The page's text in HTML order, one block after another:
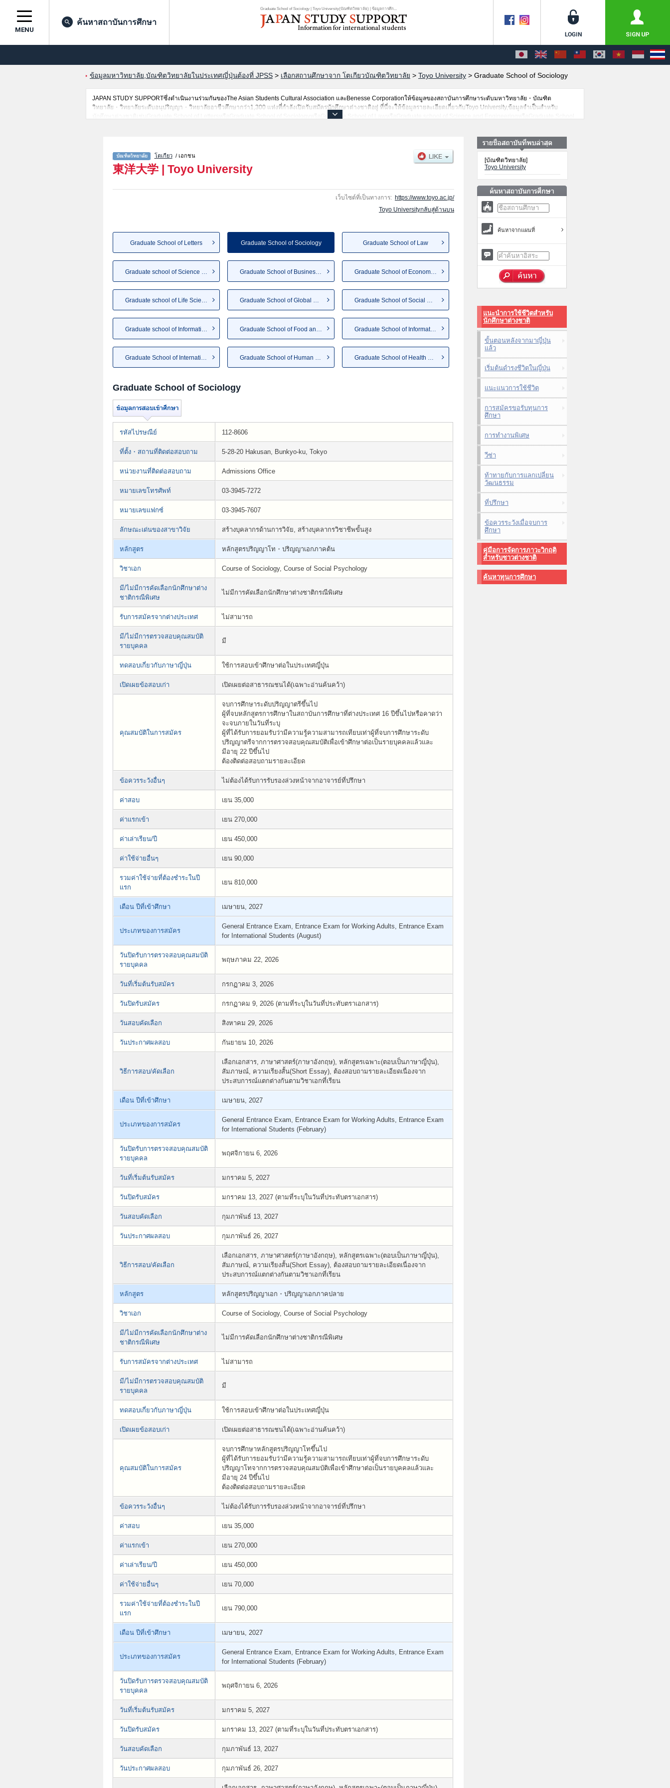
Graduate School of Sociology | Toyo University(บัณฑิตวิทยาลัย) | ข้อมูลการศึก...
MENU
ค้นหาสถาบันการศึกษา
ข้อมูลมหาวิทยาลัย,บัณฑิตวิทยาลัยในประเทศญี่ปุ่นต้องที่ JPSS > เลือกสถานศึกษาจาก โตเกียวบัณฑิตวิทยาลัย > Toyo University > Graduate School of Sociology
JAPAN STUDY SUPPORTซึ่งดำเนินงานร่วมกันของThe Asian Students Cultural Association และBenesse Corporationให้ข้อมูลของสถาบันการศึกษาระดับมหาวิทยาลัย・บัณฑิต
วิทยาลัย・วิทยาลัยระดับอนุปริญญา・วิทยาลัยอาชีวศึกษากว่า1,300 แห่งที่กำลังเปิดรับสมัครนักศึกษาต่างชาติอยู่ ที่นี่จะให้ข้อมูลรายละเอียดเกี่ยวกับToyo University,ข้อมูลจำเป็นสำหรับ
นักศึกษาต่างชาติเช่นGraduate School of LettersหรือGraduate School of SociologyหรือGraduate School of LawหรือGraduate school of Science and EngineeringหรือGraduate School
Innovation and DesignหรือGraduate School of International Tourism ManagementหรือGraduate School of Human Life DesignหรือGraduate School of Health and Sports Sciences
เป็นต้น,ข้อมูลของแต่ละสาขาวิจัย,ข้อมูลการสอบคัดเลือกเข้าศึกษาเช่นจำนวนคนที่รับสมัครหรือจำนวนคนที่ผ่านการสอบคัดเลือกเป็นต้น,แนะนำสถานที่,การเดินทางเป็นต้นไว้ด้วยดังนั้นขอเชิญใช้
บริการค้นหาข้อมูลตามอัธยาศัย
โตเกียว/ เอกชน
東洋大学 | Toyo University
เว็บไซต์ที่เป็นทางการ: https://www.toyo.ac.jp/
Toyo Universityกลับสู่ด้านบน
Graduate School of Letters Graduate School of Sociology Graduate School of Law
Graduate school of Life Sciences Graduate School of Global and... Graduate School of Social Wel...
Graduate School of Informatio...
Graduate School of Internatio... Graduate School of Human Life... Graduate School of Health and...
Graduate School of Sociology
รหัสไปรษณีย์ 112-8606
ที่ตั้ง・สถานที่ติดต่อสอบถาม 5-28-20 Hakusan, Bunkyo-ku, Tokyo
หน่วยงานที่ติดต่อสอบถาม Admissions Office
หมายเลขโทรศัพท์ 03-3945-7272
หมายเลขแฟกซ์ 03-3945-7607
ลักษณะเด่นของสาขาวิจัย สร้างบุคลากรด้านการวิจัย, สร้างบุคลากรวิชาชีพขั้นสูง
หลักสูตร หลักสูตรปริญญาโท・ปริญญาเอกภาคต้น
วิชาเอก Course of Sociology, Course of Social Psychology
มี/ไม่มีการคัดเลือกนักศึกษาต่าง
ชาติกรณีพิเศษ
ไม่มีการคัดเลือกนักศึกษาต่างชาติกรณีพิเศษ
รับการสมัครจากต่างประเทศ ไม่สามารถ
มี/ไม่มีการตรวจสอบคุณสมบัติ
รายบุคคล
มี
ทดสอบเกี่ยวกับภาษาญี่ปุ่น ใช้การสอบเข้าศึกษาต่อในประเทศญี่ปุ่น
เปิดเผยข้อสอบเก่า เปิดเผยต่อสาธารณชนได้(เฉพาะอ่านค้นคว้า)
คุณสมบัติในการสมัคร
จบการศึกษาระดับปริญญาตรีขึ้นไป
ผู้ที่จบหลักสูตรการศึกษาในสถาบันการศึกษาที่ต่างประเทศ 16 ปีขึ้นไปหรือคาดว่า
จะจบภายในวันที่ระบุ
ผู้ที่ได้รับการยอมรับว่ามีความรู้ความสามารถเทียบเท่าผู้ที่จบการศึกษาระดับ
ปริญญาตรีจากการตรวจสอบคุณสมบัติเพื่อเข้าศึกษาต่อเป็นรายบุคคลแล้วและ
มีอายุ 22 ปีขึ้นไป
ต้องติดต่อสอบถามรายละเอียด
ข้อควรระวังอื่นๆ ไม่ต้องได้รับการรับรองล่วงหน้าจากอาจารย์ที่ปรึกษา
ค่าสอบ เยน 35,000
ค่าแรกเข้า เยน 270,000
ค่าเล่าเรียน/ปี เยน 450,000
ค่าใช้จ่ายอื่นๆ เยน 90,000
รวมค่าใช้จ่ายที่ต้องชำระในปี
แรก
เยน 810,000
เดือน ปีที่เข้าศึกษา เมษายน, 2027
ประเภทของการสมัคร
General Entrance Exam, Entrance Exam for Working Adults, Entrance Exam
for International Students (August)
วันปิดรับการตรวจสอบคุณสมบัติ
รายบุคคล
พฤษภาคม 22, 2026
วันที่เริ่มต้นรับสมัคร กรกฏาคม 3, 2026
วันปิดรับสมัคร กรกฏาคม 9, 2026 (ตามที่ระบุในวันที่ประทับตราเอกสาร)
วันสอบคัดเลือก สิงหาคม 29, 2026
วันประกาศผลสอบ กันยายน 10, 2026
วิธีการสอบ/คัดเลือก
เลือกเอกสาร, ภาษาศาสตร์(ภาษาอังกฤษ), หลักสูตรเฉพาะ(ตอบเป็นภาษาญี่ปุ่น),
สัมภาษณ์, ความเรียงสั้น(Short Essay), ต้องสอบถามรายละเอียดเนื่องจาก
ประสบการณ์แตกต่างกันตามวิชาเอกที่เรียน
เดือน ปีที่เข้าศึกษา เมษายน, 2027
ประเภทของการสมัคร
General Entrance Exam, Entrance Exam for Working Adults, Entrance Exam
for International Students (February)
วันปิดรับการตรวจสอบคุณสมบัติ
รายบุคคล
พฤศจิกายน 6, 2026
วันที่เริ่มต้นรับสมัคร มกราคม 5, 2027
วันปิดรับสมัคร มกราคม 13, 2027 (ตามที่ระบุในวันที่ประทับตราเอกสาร)
วันสอบคัดเลือก กุมภาพันธ์ 13, 2027
วันประกาศผลสอบ กุมภาพันธ์ 26, 2027
วิธีการสอบ/คัดเลือก
เลือกเอกสาร, ภาษาศาสตร์(ภาษาอังกฤษ), หลักสูตรเฉพาะ(ตอบเป็นภาษาญี่ปุ่น),
สัมภาษณ์, ความเรียงสั้น(Short Essay), ต้องสอบถามรายละเอียดเนื่องจาก
ประสบการณ์แตกต่างกันตามวิชาเอกที่เรียน
หลักสูตร หลักสูตรปริญญาเอก・ปริญญาเอกภาคปลาย
วิชาเอก Course of Sociology, Course of Social Psychology
มี/ไม่มีการคัดเลือกนักศึกษาต่าง
ชาติกรณีพิเศษ
ไม่มีการคัดเลือกนักศึกษาต่างชาติกรณีพิเศษ
รับการสมัครจากต่างประเทศ ไม่สามารถ
มี/ไม่มีการตรวจสอบคุณสมบัติ
รายบุคคล
มี
ทดสอบเกี่ยวกับภาษาญี่ปุ่น ใช้การสอบเข้าศึกษาต่อในประเทศญี่ปุ่น
เปิดเผยข้อสอบเก่า เปิดเผยต่อสาธารณชนได้(เฉพาะอ่านค้นคว้า)
คุณสมบัติในการสมัคร
จบการศึกษาหลักสูตรปริญญาโทขึ้นไป
ผู้ที่ได้รับการยอมรับว่ามีความรู้ความสามารถเทียบเท่าผู้ที่จบการศึกษาระดับ
ปริญญาโทจากการตรวจสอบคุณสมบัติเพื่อเข้าศึกษาต่อเป็นรายบุคคลแล้วและ
มีอายุ 24 ปีขึ้นไป
ต้องติดต่อสอบถามรายละเอียด
ข้อควรระวังอื่นๆ ไม่ต้องได้รับการรับรองล่วงหน้าจากอาจารย์ที่ปรึกษา
ค่าสอบ เยน 35,000
ค่าแรกเข้า เยน 270,000
ค่าเล่าเรียน/ปี เยน 450,000
ค่าใช้จ่ายอื่นๆ เยน 70,000
รวมค่าใช้จ่ายที่ต้องชำระในปี
แรก
เยน 790,000
เดือน ปีที่เข้าศึกษา เมษายน, 2027
ประเภทของการสมัคร
General Entrance Exam, Entrance Exam for Working Adults, Entrance Exam
for International Students (February)
วันปิดรับการตรวจสอบคุณสมบัติ
รายบุคคล
พฤศจิกายน 6, 2026
วันที่เริ่มต้นรับสมัคร มกราคม 5, 2027
วันปิดรับสมัคร มกราคม 13, 2027 (ตามที่ระบุในวันที่ประทับตราเอกสาร)
วันสอบคัดเลือก กุมภาพันธ์ 13, 2027
วันประกาศผลสอบ กุมภาพันธ์ 26, 2027
[บัณฑิตวิทยาลัย]
Toyo University
ค้นหาจากแผนที่
แนะนำการใช้ชีวิตสำหรับ
นักศึกษาต่างชาติ
ขั้นตอนหลังจากมาญี่ปุ่น
แล้ว
เริ่มต้นดำรงชีวิตในญี่ปุ่น
แนะแนวการใช้ชีวิต
การสมัครขอรับทุนการ
ศึกษา
การทำงานพิเศษ
วีซ่า
ท้าทายกับการแลกเปลี่ยน
วัฒนธรรม
ที่ปรึกษา
ข้อควรระวังเมื่อจบการ
ศึกษา
คู่มือการจัดการภาวะวิกฤติ
สำหรับชาวต่างชาติ
ค้นหาทุนการศึกษา